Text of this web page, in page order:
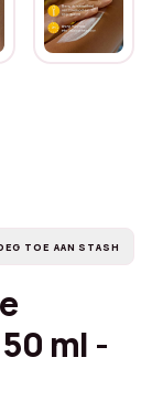
TOE AAN STASH
ml -